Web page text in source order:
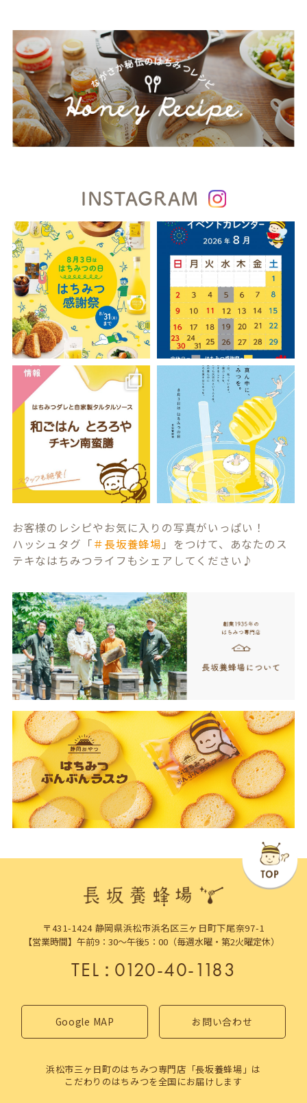
INSTAGRAM
お客様のレシピやお気に入りの写真がいっぱい！
ハッシュタグ「＃長坂養蜂場 」をつけて、あなたのス
テキなはちみつライフもシェアしてください♪
〒431-1424 静岡県浜松市浜名区三ヶ日町下尾奈97-1
【営業時間】午前9：30～午後5：00（毎週水曜・第2火曜定休）
TEL：0120-40-1183
Google MAP お問い合わせ
浜松市三ヶ日町のはちみつ専門店「長坂養蜂場」は
こだわりのはちみつを全国にお届けします